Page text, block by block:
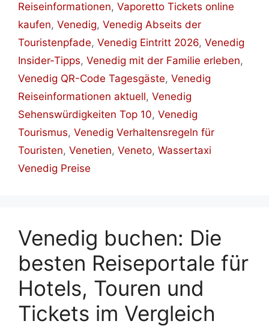
Reiseinformationen, Vaporetto Tickets online
kaufen, Venedig, Venedig Abseits der
Touristenpfade, Venedig Eintritt 2026, Venedig
Insider-Tipps, Venedig mit der Familie erleben,
Venedig QR-Code Tagesgäste, Venedig
Reiseinformationen aktuell, Venedig
Sehenswürdigkeiten Top 10, Venedig
Tourismus, Venedig Verhaltensregeln für
Touristen, Venetien, Veneto, Wassertaxi
Venedig Preise
Venedig buchen: Die
besten Reiseportale für
Hotels, Touren und
Tickets im Vergleich